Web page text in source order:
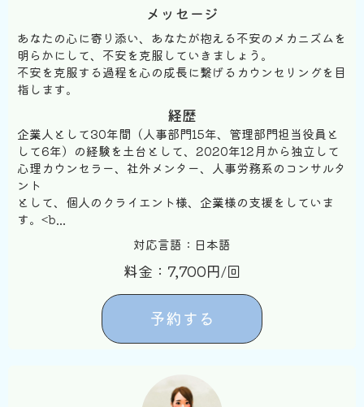
メッセージ
あなたの心に寄り添い、あなたが抱える不安のメカニズムを
明らかにして、不安を克服していきましょう。
不安を克服する過程を心の成長に繋げるカウンセリングを目
指します。
経歴
企業人として30年間（人事部門15年、管理部門担当役員と
して6年）の経験を土台として、2020年12月から独立して
心理カウンセラー、社外メンター、人事労務系のコンサルタ
ント
として、個人のクライエント様、企業様の支援をしていま
す。<b...
対応言語：日本語
料金：7,700円/回
予約する